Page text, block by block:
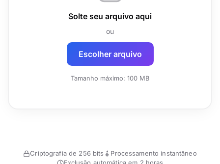
Solte seu arquivo aqui
ou
Escolher arquivo
Tamanho máximo: 100 MB
Criptografia de 256 bits
Processamento instantâneo